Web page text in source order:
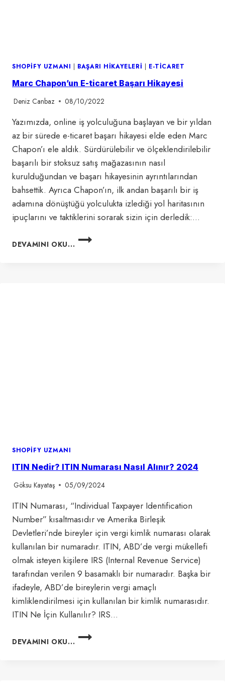
SHOPIFY UZMANI | BAŞARI HIKAYELERI | E-TICARET
Marc Chapon’un E-ticaret Başarı Hikayesi
Deniz Canbaz
08/10/2022
Yazımızda, online iş yolculuğuna başlayan ve bir yıldan
az bir sürede e-ticaret başarı hikayesi elde eden Marc
Chapon’ı ele aldık. Sürdürülebilir ve ölçeklendirilebilir
başarılı bir stoksuz satış mağazasının nasıl
kurulduğundan ve başarı hikayesinin ayrıntılarından
bahsettik. Ayrıca Chapon’ın, ilk andan başarılı bir iş
adamına dönüştüğü yolculukta izlediği yol haritasının
ipuçlarını ve taktiklerini sorarak sizin için derledik:…
DEVAMINI OKU...
MARC
SHOPIFY UZMANI
ITIN Nedir? ITIN Numarası Nasıl Alınır? 2024
Göksu Kayataş
05/09/2024
ITIN Numarası, “Individual Taxpayer Identification
Number” kısaltmasıdır ve Amerika Birleşik
Devletleri’nde bireyler için vergi kimlik numarası olarak
kullanılan bir numaradır. ITIN, ABD’de vergi mükellefi
olmak isteyen kişilere IRS (Internal Revenue Service)
tarafından verilen 9 basamaklı bir numaradır. Başka bir
ifadeyle, ABD’de bireylerin vergi amaçlı
kimliklendirilmesi için kullanılan bir kimlik numarasıdır.
ITIN Ne İçin Kullanılır? IRS…
DEVAMINI OKU...
ITIN